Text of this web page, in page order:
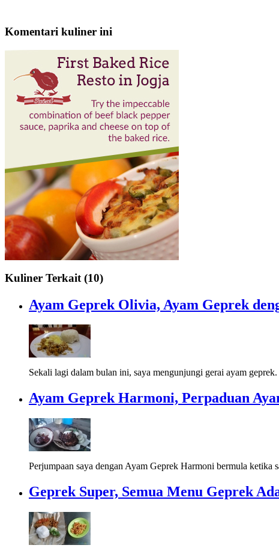
Komentari kuliner ini
Kuliner Terkait (10)
Ayam Geprek Olivia, Ayam Geprek
Sekali lagi dalam bulan ini, saya mengunjungi gerai ayam geprek.
Ayam Geprek Harmoni, Perpaduan
Perjumpaan saya dengan Ayam Geprek Harmoni bermula ketika
Geprek Super, Semua Menu Geprek